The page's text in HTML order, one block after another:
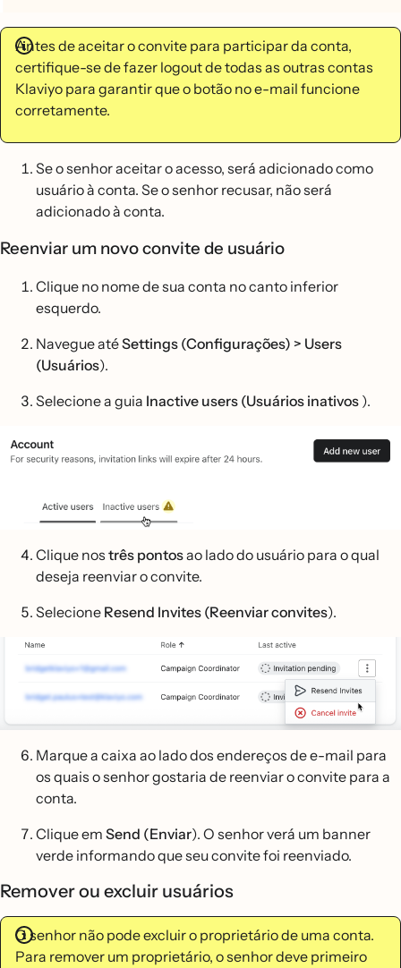
Antes de aceitar o convite para participar da conta,
certifique-se de fazer logout de todas as outras contas
Klaviyo para garantir que o botão no e-mail funcione
corretamente.
Se o senhor aceitar o acesso, será adicionado como
usuário à conta. Se o senhor recusar, não será
adicionado à conta.
Reenviar um novo convite de usuário
Clique no nome de sua conta no canto inferior
esquerdo.
Navegue atéSettings (Configurações) > Users
(Usuários).
Selecione a guia Inactive users (Usuários inativos ).
Clique nos três pontosao lado do usuário para o qual
deseja reenviar o convite.
Selecione Resend Invites (Reenviar convites).
Marque a caixa ao lado dos endereços de e-mail para
os quais o senhor gostaria de reenviar o convite para a
conta.
Clique em Send (Enviar). O senhor verá um banner
verde informando que seu convite foi reenviado.
Remover ou excluir usuários
O senhor não pode excluir o proprietário de uma conta.
Para remover um proprietário, o senhor deve primeiro